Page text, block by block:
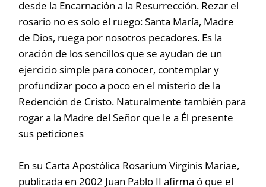
desde la Encarnación a la Resurrección. Rezar el
rosario no es solo el ruego: Santa María, Madre
de Dios, ruega por nosotros pecadores. Es la
oración de los sencillos que se ayudan de un
ejercicio simple para conocer, contemplar y
profundizar poco a poco en el misterio de la
Redención de Cristo. Naturalmente también para
rogar a la Madre del Señor que le a Él presente
sus peticiones
En su Carta Apostólica Rosarium Virginis Mariae,
publicada en 2002 Juan Pablo II afirma ó que el